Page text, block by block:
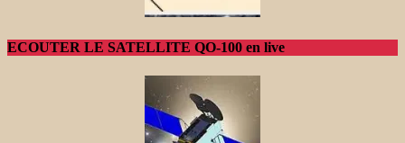
ECOUTER LE SATELLITE QO-100 en live